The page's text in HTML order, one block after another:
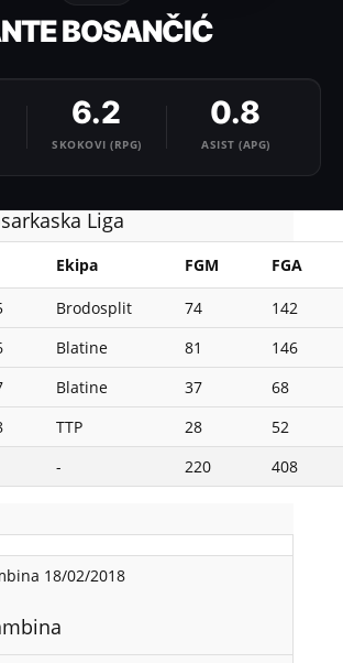
BOSANČIĆ
6.2
SKOKOVI (RPG)
0.8
ASIST (APG)
Liga
Ekipa FGM FGA
Brodosplit 74
142
Blatine 81
146
Blatine 37
68
TTP 28
52
- 220 408
18/02/2018